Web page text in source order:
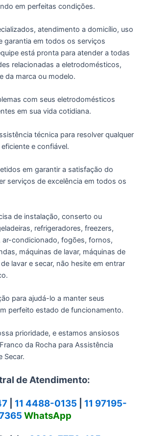
em perfeitas condições.
atendimento a domicílio, uso
garantia em todos os serviços
está pronta para atender a todas
relacionadas a eletrodomésticos,
da marca ou modelo.
com seus eletrodomésticos
em sua vida cotidiana.
técnica para resolver qualquer
e confiável.
em garantir a satisfação do
serviços de excelência em todos os
de instalação, conserto ou
refrigeradores, freezers,
ar-condicionado, fogões, fornos,
máquinas de lavar, máquinas de
lavar e secar, não hesite em entrar
para ajudá-lo a manter seus
perfeito estado de funcionamento.
prioridade, e estamos ansiosos
da Rocha para Assistência
Secar.
de Atendimento:
11 4488-0135
11 97195-
WhatsApp